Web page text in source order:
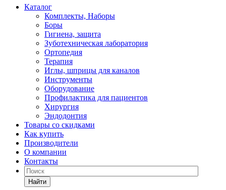
Каталог
Комплекты, Наборы
Боры
Гигиена, защита
Зуботехническая лаборатория
Ортопедия
Терапия
Иглы, шприцы для каналов
Инструменты
Оборудование
Профилактика для пациентов
Хирургия
Эндодонтия
Товары со скидками
Как купить
Производители
О компании
Контакты
Найти